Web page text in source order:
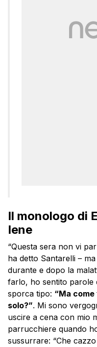
Il monologo di
Iene
“Questa sera non vi
ha detto Santarelli –
durante e dopo la
farlo, ho sentito parole
sporca tipo: “Ma
solo?”. Mi sono
uscire a cena con mio
parrucchiere quando
sussurrare: “Che